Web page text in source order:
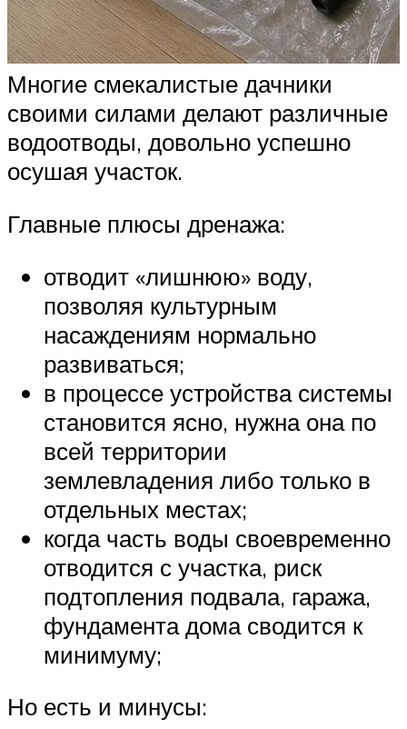
Многие смекалистые дачники
своими силами делают различные
водоотводы, довольно успешно
осушая участок.
Главные плюсы дренажа:
отводит «лишнюю» воду,
позволяя культурным
насаждениям нормально
развиваться;
в процессе устройства системы
становится ясно, нужна она по
всей территории
землевладения либо только в
отдельных местах;
когда часть воды своевременно
отводится с участка, риск
подтопления подвала, гаража,
фундамента дома сводится к
минимуму;
Но есть и минусы: